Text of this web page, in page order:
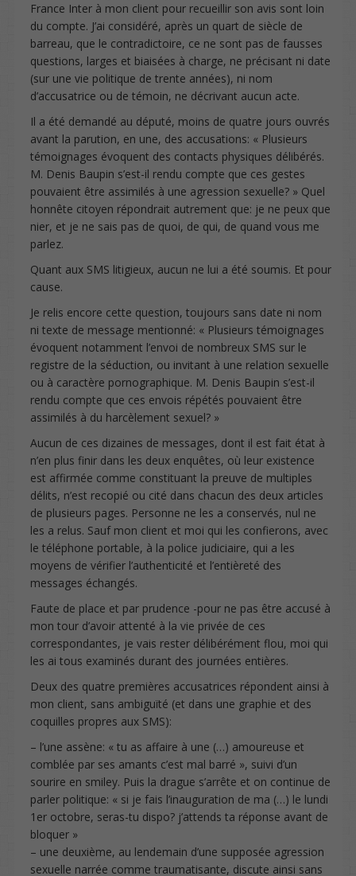
France Inter à mon client pour recueillir son avis sont loin
du compte. J’ai considéré, après un quart de siècle de
barreau, que le contradictoire, ce ne sont pas de fausses
questions, larges et biaisées à charge, ne précisant ni date
(sur une vie politique de trente années), ni nom
d’accusatrice ou de témoin, ne décrivant aucun acte.
Il a été demandé au député, moins de quatre jours ouvrés
avant la parution, en une, des accusations: « Plusieurs
témoignages évoquent des contacts physiques délibérés.
M. Denis Baupin s’est-il rendu compte que ces gestes
pouvaient être assimilés à une agression sexuelle? » Quel
honnête citoyen répondrait autrement que: je ne peux que
nier, et je ne sais pas de quoi, de qui, de quand vous me
parlez.
Quant aux SMS litigieux, aucun ne lui a été soumis. Et pour
cause.
Je relis encore cette question, toujours sans date ni nom
ni texte de message mentionné: « Plusieurs témoignages
évoquent notamment l’envoi de nombreux SMS sur le
registre de la séduction, ou invitant à une relation sexuelle
ou à caractère pornographique. M. Denis Baupin s’est-il
rendu compte que ces envois répétés pouvaient être
assimilés à du harcèlement sexuel? »
Aucun de ces dizaines de messages, dont il est fait état à
n’en plus finir dans les deux enquêtes, où leur existence
est affirmée comme constituant la preuve de multiples
délits, n’est recopié ou cité dans chacun des deux articles
de plusieurs pages. Personne ne les a conservés, nul ne
les a relus. Sauf mon client et moi qui les confierons, avec
le téléphone portable, à la police judiciaire, qui a les
moyens de vérifier l’authenticité et l’entièreté des
messages échangés.
Faute de place et par prudence -pour ne pas être accusé à
mon tour d’avoir attenté à la vie privée de ces
correspondantes, je vais rester délibérément flou, moi qui
les ai tous examinés durant des journées entières.
Deux des quatre premières accusatrices répondent ainsi à
mon client, sans ambiguïté (et dans une graphie et des
coquilles propres aux SMS):
– l’une assène: « tu as affaire à une (…) amoureuse et
comblée par ses amants c’est mal barré », suivi d’un
sourire en smiley. Puis la drague s’arrête et on continue de
parler politique: « si je fais l’inauguration de ma (…) le lundi
1er octobre, seras-tu dispo? j’attends ta réponse avant de
bloquer »
– une deuxième, au lendemain d’une supposée agression
sexuelle narrée comme traumatisante, discute ainsi sans